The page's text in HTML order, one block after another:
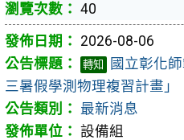
40
2026-08-06
轉知
國立彰化
三暑假學測物理複習計畫」
最新消息
設備組